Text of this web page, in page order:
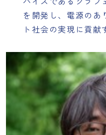
を開発し、電源のあ
ト社会の実現に貢献